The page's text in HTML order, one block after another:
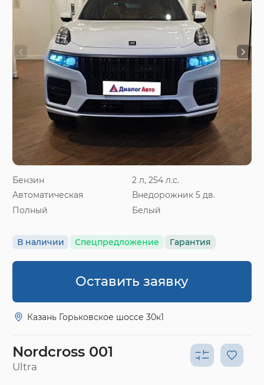
Бензин
2 л, 254 л.с.
Автоматическая
Внедорожник 5 дв.
Полный
Белый
В наличии Спецпредложение Гарантия
Оставить заявку
Казань Горьковское шоссе 30к1
Nordcross 001
Ultra